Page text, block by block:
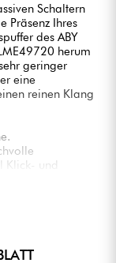
Schaltern
Präsenz Ihres
des ABY
herum
geringer
eine
reinen Klang
Klick- und
dünn klingt, ist es